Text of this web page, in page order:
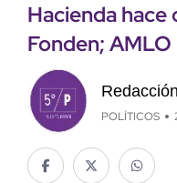
Hacienda hace
Fonden;
Redacción
POLÍTICOS